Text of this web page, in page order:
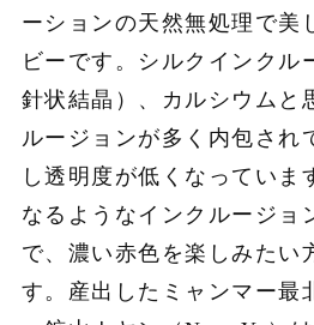
ーションの天然無処理で美
ビーです。シルクインクル
針状結晶）、カルシウムと
ルージョンが多く内包され
し透明度が低くなっていま
なるようなインクルージョ
で、濃い赤色を楽しみたい
す。産出したミャンマー最